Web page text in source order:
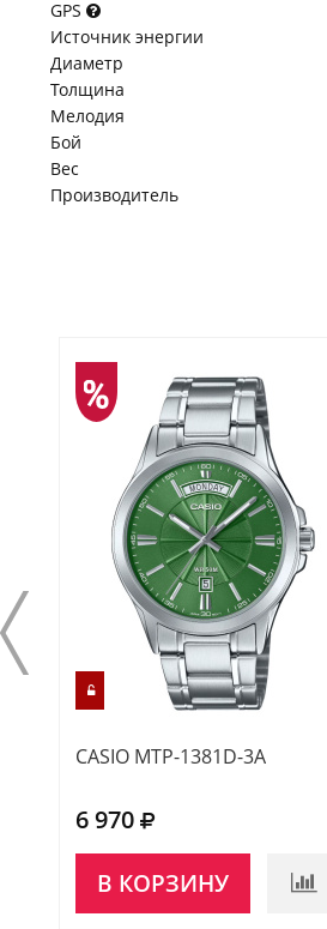
GPS
Источник энергии
Диаметр
Толщина
Мелодия
Бой
Вес
Производитель
CASIO MTP-1381D-3A
6 970
В КОРЗИНУ